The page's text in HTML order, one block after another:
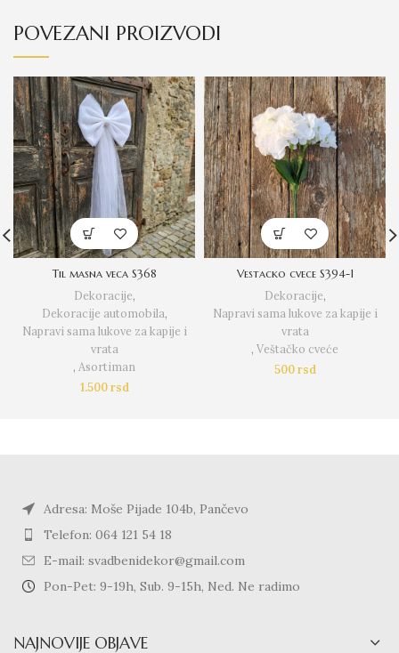
POVEZANI PROIZVODI
Til masna veca S368
Dekoracije,
Dekoracije automobila,
Napravi sama lukove za kapije i
vrata
, Asortiman
1.500rsd
Vestacko cvece S394-1
Dekoracije,
Napravi sama lukove za kapije i
vrata
, Veštačko cveće
500rsd
Adresa: Moše Pijade 104b, Pančevo
Telefon: 064 121 54 18
E-mail: svadbenidekor@gmail.com
Pon-Pet: 9-19h, Sub. 9-15h, Ned. Ne radimo
NAJNOVIJE OBJAVE